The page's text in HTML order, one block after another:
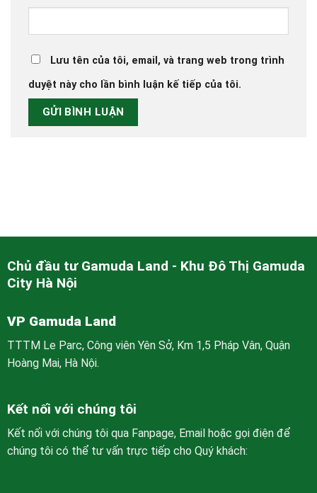
Lưu tên của tôi, email, và trang web trong trình
duyệt này cho lần bình luận kế tiếp của tôi.
Chủ đầu tư Gamuda Land - Khu Đô Thị Gamuda
City Hà Nội
VP Gamuda Land
TTTM Le Parc, Công viên Yên Sở, Km 1,5 Pháp Vân, Quận
Hoàng Mai, Hà Nội.
Kết nối với chúng tôi
Kết nối với chúng tôi qua Fanpage, Email hoặc gọi điện để
chúng tôi có thể tư vấn trực tiếp cho Quý khách: